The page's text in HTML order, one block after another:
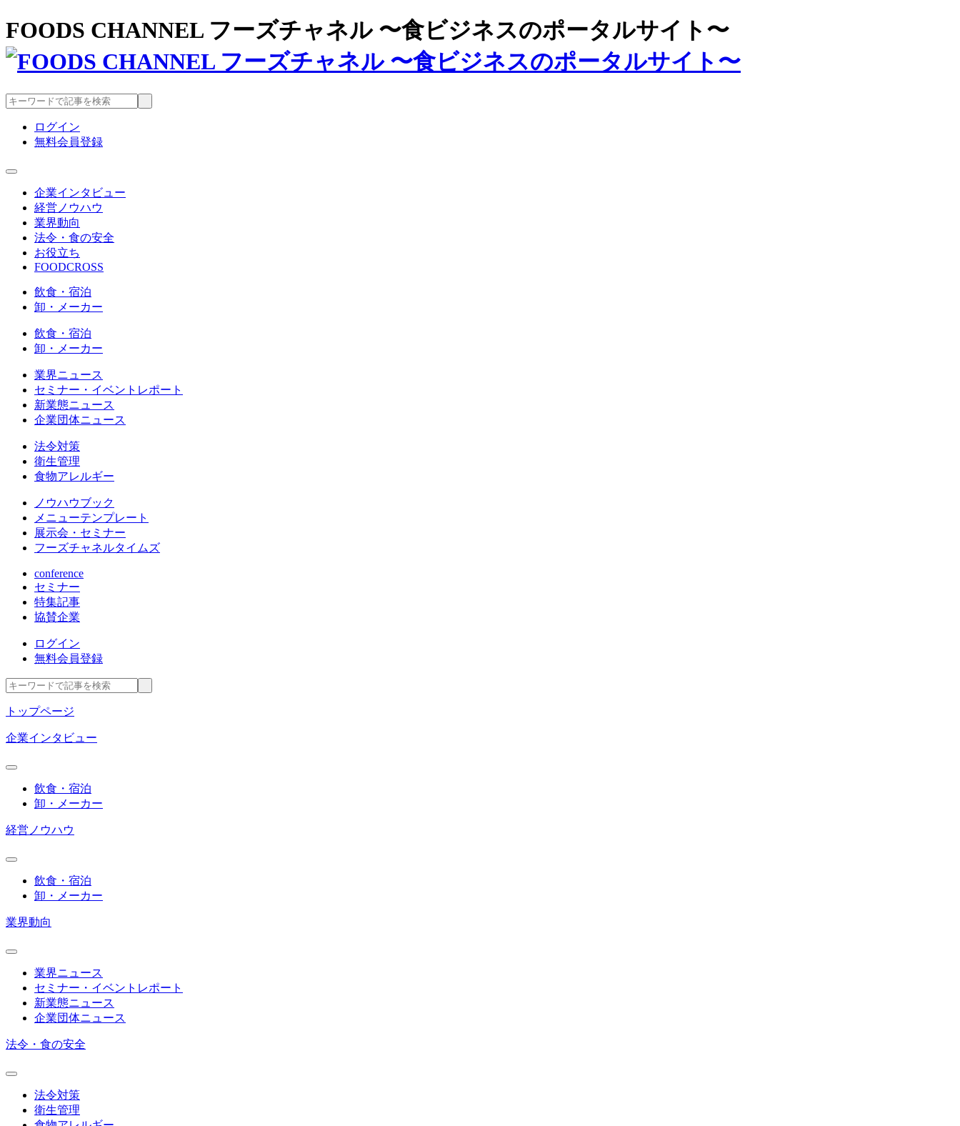
FOODS CHANNEL フーズチャネル 〜食ビジネスのポータルサイト〜
ログイン
無料会員登録
企業インタビュー
経営ノウハウ
業界動向
法令・食の安全
お役立ち
FOODCROSS
飲食・宿泊
卸・メーカー
飲食・宿泊
卸・メーカー
業界ニュース
セミナー・イベントレポート
新業態ニュース
企業団体ニュース
法令対策
衛生管理
食物アレルギー
ノウハウブック
メニューテンプレート
展示会・セミナー
フーズチャネルタイムズ
conference
セミナー
特集記事
協賛企業
ログイン
無料会員登録
トップページ
企業インタビュー
飲食・宿泊
卸・メーカー
経営ノウハウ
飲食・宿泊
卸・メーカー
業界動向
業界ニュース
セミナー・イベントレポート
新業態ニュース
企業団体ニュース
法令・食の安全
法令対策
衛生管理